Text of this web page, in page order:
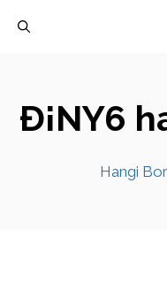
Ð¡NY6
Hangi